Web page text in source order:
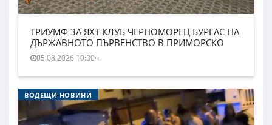
ТРИУМФ ЗА ЯХТ КЛУБ ЧЕРНОМОРЕЦ БУРГАС НА
ДЪРЖАВНОТО ПЪРВЕНСТВО В ПРИМОРСКО
05.08.2026 10:30ч.
ВОДЕЩИ НОВИНИ